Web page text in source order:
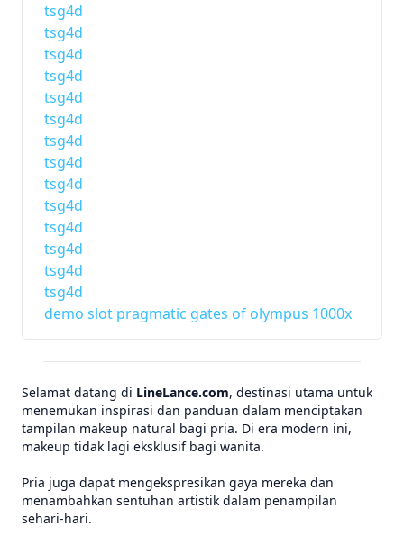
tsg4d
tsg4d
tsg4d
tsg4d
tsg4d
tsg4d
tsg4d
tsg4d
tsg4d
tsg4d
tsg4d
tsg4d
tsg4d
tsg4d
demo slot pragmatic gates of olympus 1000x
Selamat datang di LineLance.com, destinasi utama untuk
menemukan inspirasi dan panduan dalam menciptakan
tampilan makeup natural bagi pria. Di era modern ini,
makeup tidak lagi eksklusif bagi wanita.
Pria juga dapat mengekspresikan gaya mereka dan
menambahkan sentuhan artistik dalam penampilan
sehari-hari.